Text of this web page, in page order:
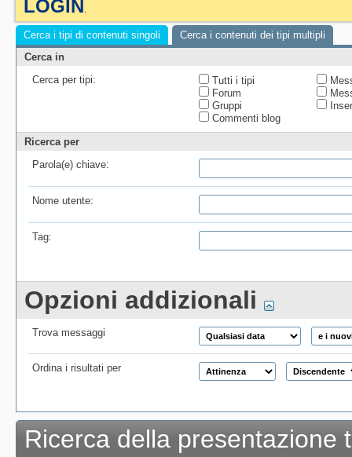
LOGIN.
Cerca i tipi di contenuti singoli
Cerca i contenuti dei tipi multipli
Cerca in
Cerca per tipi:
Tutti i tipi
Forum
Gruppi
Commenti blog
Ricerca per
Parola(e) chiave:
Nome utente:
Tag:
Opzioni addizionali
Trova messaggi
Ordina i risultati per
Ricerca della presentazione